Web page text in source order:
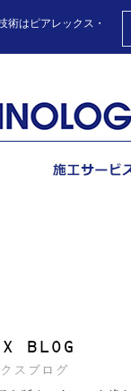
術はピアレックス・